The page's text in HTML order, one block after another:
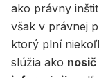
ako právny
však v právnej
ktorý plní
slúžia ako